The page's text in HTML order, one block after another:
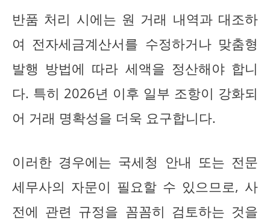
반품 처리 시에는 원 거래 내역과 대조하
여 전자세금계산서를 수정하거나 맞춤형
발행 방법에 따라 세액을 정산해야 합니
다. 특히 2026년 이후 일부 조항이 강화되
어 거래 명확성을 더욱 요구합니다.
이러한 경우에는 국세청 안내 또는 전문
세무사의 자문이 필요할 수 있으므로, 사
전에 관련 규정을 꼼꼼히 검토하는 것을